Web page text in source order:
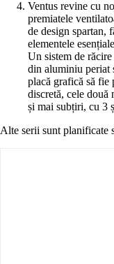
Ventus revine cu
premiatele
de design spartan,
elementele
Un sistem de
din aluminiu periat
placă grafică să fie
discretă, cele două
și mai subțiri, cu 3
Alte serii sunt planificate